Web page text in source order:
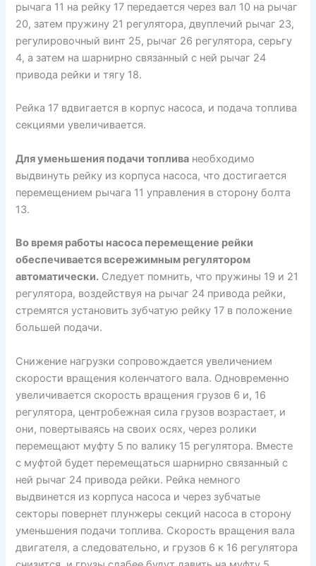
рычага 11 на рейку 17 передается через вал 10 на рычаг
20, затем пружину 21 регулятора, двуплечий рычаг 23,
регулировочный винт 25, рычаг 26 регулятора, серьгу
4, а затем на шарнирно связанный с ней рычаг 24
привода рейки и тягу 18.
Рейка 17 вдвигается в корпус насоса, и подача топлива
секциями увеличивается.
Для уменьшения подачи топлива необходимо
выдвинуть рейку из корпуса насоса, что достигается
перемещением рычага 11 управления в сторону болта
13.
Во время работы насоса перемещение рейки
обеспечивается всережимным регулятором
автоматически. Следует помнить, что пружины 19 и 21
регулятора, воздействуя на рычаг 24 привода рейки,
стремятся установить зубчатую рейку 17 в положение
большей подачи.
Снижение нагрузки сопровождается увеличением
скорости вращения коленчатого вала. Одновременно
увеличивается скорость вращения грузов 6 и, 16
регулятора, центробежная сила грузов возрастает, и
они, повертываясь на своих осях, через ролики
перемещают муфту 5 по валику 15 регулятора. Вместе
с муфтой будет перемещаться шарнирно связанный с
ней рычаг 24 привода рейки. Рейка немного
выдвинется из корпуса насоса и через зубчатые
секторы повернет плунжеры секций насоса в сторону
уменьшения подачи топлива. Скорость вращения вала
двигателя, а следовательно, и грузов 6 к 16 регулятора